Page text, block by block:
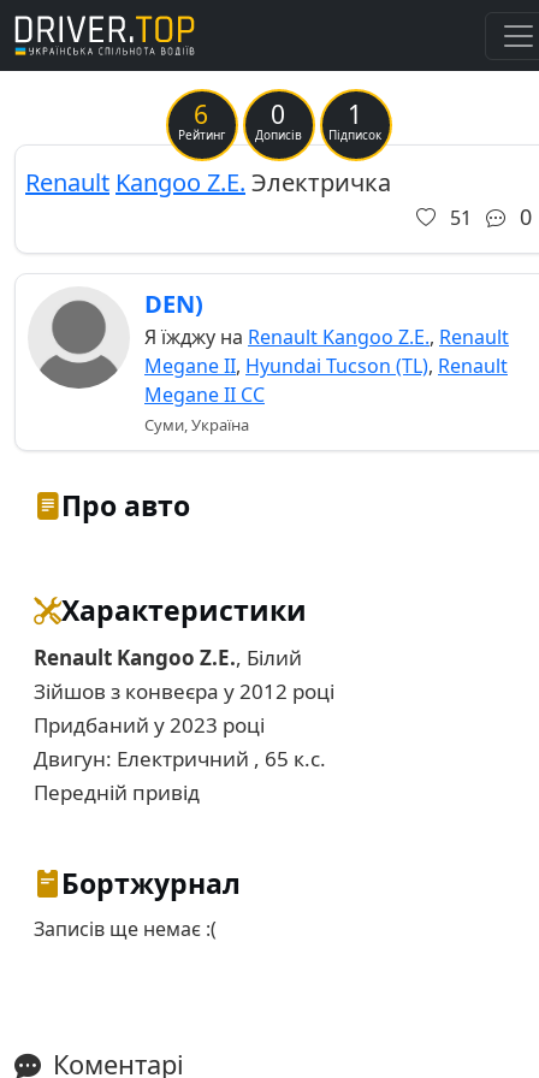
6
Рейтинг
0
Дописів
1
Підписок
Renault Kangoo Z.E. Электричка
51 0
DEN)
Я їжджу на Renault Kangoo Z.E., Renault
Megane II, Hyundai Tucson (TL), Renault
Megane II CC
Суми, Україна
Про авто
Характеристики
Renault Kangoo Z.E., Білий
Зійшов з конвеєра у 2012 році
Придбаний у 2023 році
Двигун: Електричний , 65 к.с.
Передній привід
Бортжурнал
Записів ще немає :(
Коментарі